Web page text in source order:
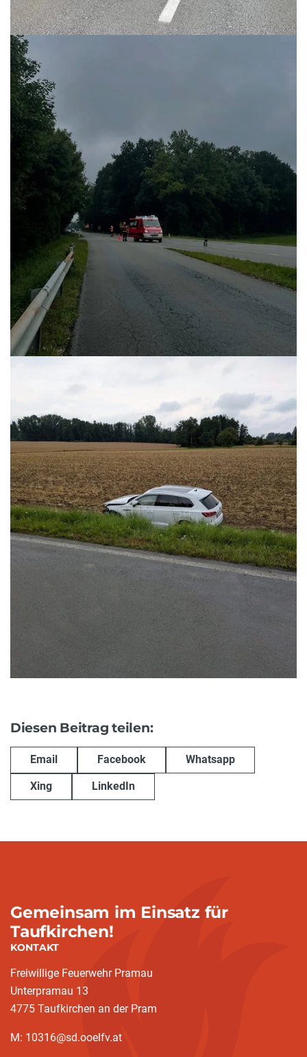
Diesen Beitrag teilen:
Email Facebook Whatsapp
Xing LinkedIn
Gemeinsam im Einsatz für
Taufkirchen!
KONTAKT
Freiwillige Feuerwehr Pramau
Unterpramau 13
4775 Taufkirchen an der Pram
M: 10316@sd.ooelfv.at